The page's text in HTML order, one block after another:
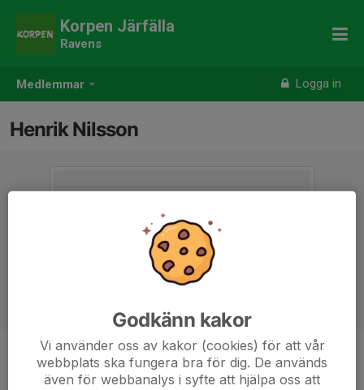
Medlemmar Logga in
Korpen Järfälla
Ravens
Henrik Nilsson
Ålder 40 år
Godkänn kakor
Vi använder oss av kakor (cookies) för att vår
webbplats ska fungera bra för dig. De används
även för webbanalys i syfte att hjälpa oss att